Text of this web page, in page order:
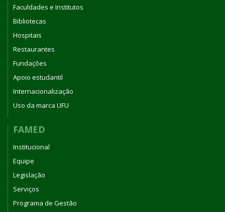
Faculdades e Institutos
Bibliotecas
Hospitais
Restaurantes
Fundações
Apoio estudantil
Internacionalização
Uso da marca UFU
FAMED
Institucional
Equipe
Legislação
Serviços
Programa de Gestão